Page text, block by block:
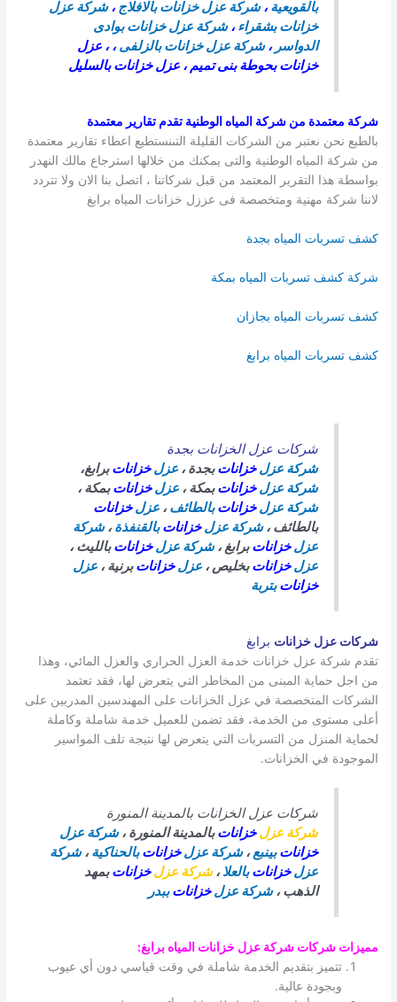
بالقويعية،شركة عزل خزانات بالافلاج،شركة عزل
خزانات بشقراء،شركة عزل خزانات بوادى
الدواسر ،شركة عزل خزانات بالزلفى، ، عزل
خزانات بحوطة بنى تميم ، عزل خزانات بالسليل
شركة معتمدة من شركة المياه الوطنية تقدم تقارير معتمدة
بالطبع نحن نعتبر من الشركات القليلة التىنستطيع اعطاء تقارير معتمدة
من شركة المياه الوطنية والتى يمكنك من خلالها استرجاع مالك النهدر
بواسطة هذا التقرير المعتمد من قبل شركاتنا ، اتصل بنا الان ولا تتردد
لاننا شركة مهنية ومتخصصة فى عززل خزانات المياه برابغ
كشف تسربات المياه بجدة
شركة كشف تسربات المياه بمكة
كشف تسربات المياه بجازان
كشف تسربات المياه برابغ
شركات عزل الخزانات بجدة
شركة عزلخزاناتبجدة ،عزلخزاناتبرابغ،
شركة عزلخزاناتبمكة ،عزلخزاناتبمكة ،
شركة عزلخزاناتبالطائف،عزلخزانات
بالطائف ،شركة عزلخزاناتبالقنفذة،شركة
عزلخزاناتبرابغ ،شركة عزلخزاناتبالليث ،
عزلخزاناتبخليص ، عزلخزاناتبرنية ، عزل
خزاناتبتربة
شركات عزل خزانات برابغ
تقدم شركة عزل خزانات خدمة العزل الحراري والعزل المائي، وهذا
من اجل حماية المبنى من المخاطر التي يتعرض لها، فقد تعتمد
الشركات المتخصصة في عزل الخزانات على المهندسين المدربين على
أعلى مستوى من الخدمة، فقد تضمن للعميل خدمة شاملة وكاملة
لحماية المنزل من التسربات التي يتعرض لها نتيجة تلف المواسير
الموجودة في الخزانات.
شركات عزل الخزانات بالمدينة المنورة
شركة عزلخزاناتبالمدينة المنورة ،شركة عزل
خزاناتبينبع،شركة عزلخزاناتبالحناكية،شركة
عزلخزاناتبالعلا،شركة عزلخزاناتبمهد
الذهب ،شركة عزلخزاناتببدر
مميزات شركات شركة عزل خزانات المياه برابغ:
تتميز بتقديم الخدمة شاملة في وقت قياسي دون أي عيوب
وبجودة عالية.